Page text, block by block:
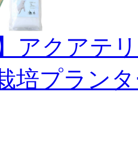
】アクアテ
培プラン